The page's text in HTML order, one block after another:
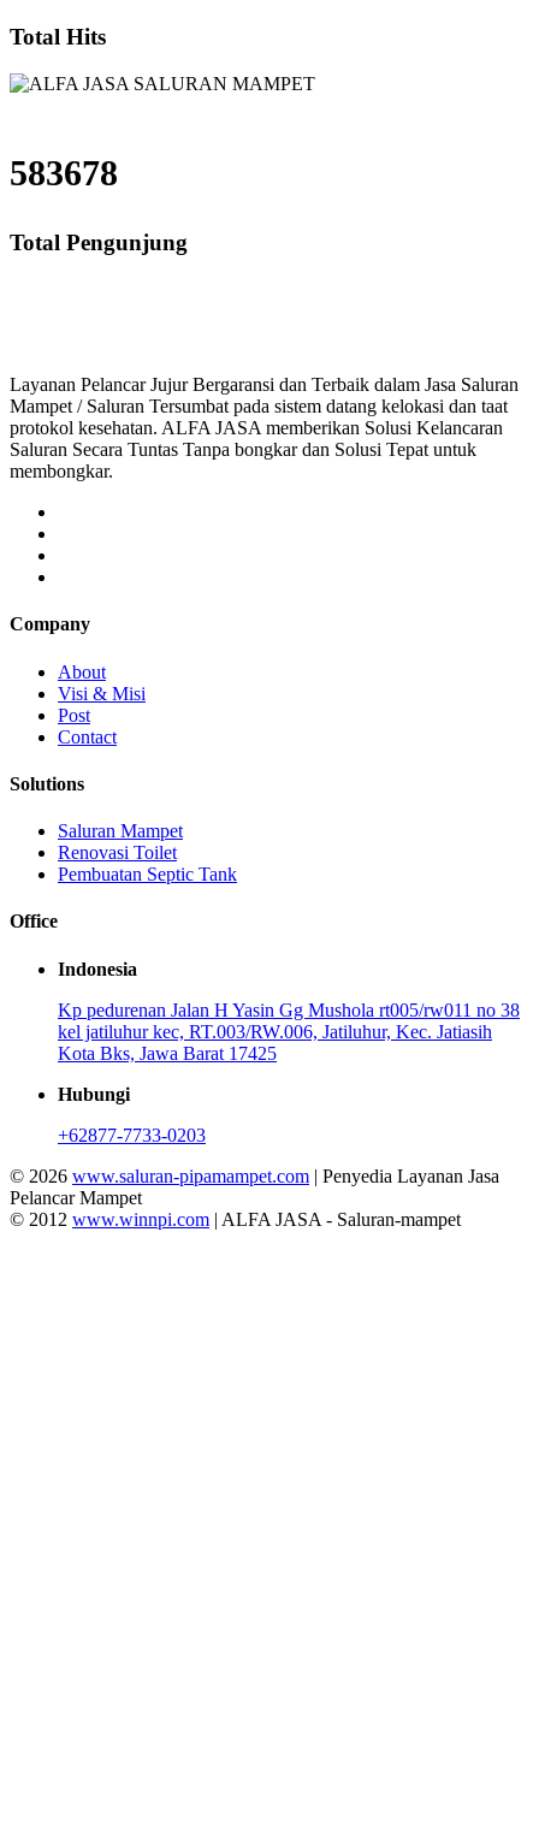
Total Hits
583678
Total Pengunjung
Layanan Pelancar Jujur Bergaransi dan Terbaik dalam Jasa Saluran
Mampet / Saluran Tersumbat pada sistem datang kelokasi dan taat
protokol kesehatan. ALFA JASA memberikan Solusi Kelancaran
Saluran Secara Tuntas Tanpa bongkar dan Solusi Tepat untuk
membongkar.
Company
About
Visi & Misi
Post
Contact
Solutions
Saluran Mampet
Renovasi Toilet
Pembuatan Septic Tank
Office
Indonesia
Kp pedurenan Jalan H Yasin Gg Mushola rt005/rw011 no 38
kel jatiluhur kec, RT.003/RW.006, Jatiluhur, Kec. Jatiasih
Kota Bks, Jawa Barat 17425
Hubungi
+62877-7733-0203
© 2026 www.saluran-pipamampet.com | Penyedia Layanan Jasa
Pelancar Mampet
© 2012 www.winnpi.com | ALFA JASA - Saluran-mampet